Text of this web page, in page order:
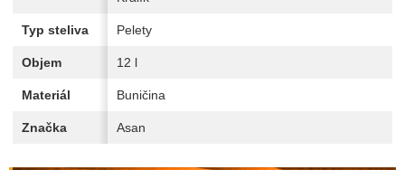
Typ steliva Pelety
Objem 12 l
Materiál Buničina
Značka Asan